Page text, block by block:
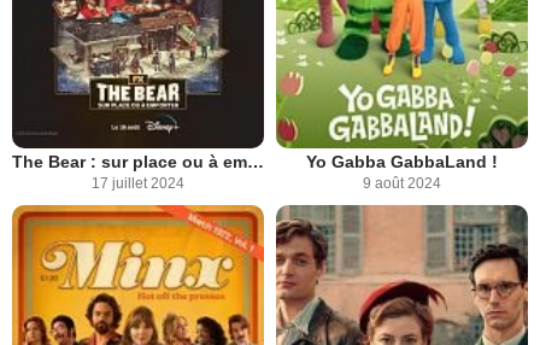
The Bear : sur place ou à emporter
17 juillet 2024
Yo Gabba GabbaLand !
9 août 2024